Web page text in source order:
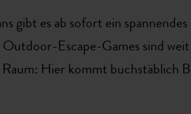
gibt es ab sofort ein
Escape-Games sind
Raum: Hier kommt buchstäblich